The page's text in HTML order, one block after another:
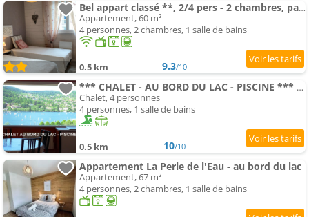
Bel appart classé **, 2/4 pers - 2 chambres, parking privé
Appartement, 60 m²
4 personnes, 2 chambres, 1 salle de bains
0.5 km 9.3/10
*** CHALET - AU BORD DU LAC - PISCINE *** - 350 € / SEMAINE
Chalet, 4 personnes
4 personnes, 1 salle de bains
0.5 km 10/10
Appartement La Perle de l'Eau - au bord du lac
Appartement, 67 m²
4 personnes, 2 chambres, 1 salle de bains